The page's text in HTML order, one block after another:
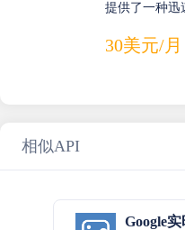
提供了一种迅
30美元/月
相似API
Google